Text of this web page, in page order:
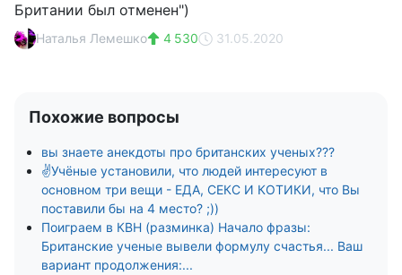
Британии был отменен")
Наталья Лемешко 4 530 31.05.2020
Похожие вопросы
вы знаете анекдоты про британских ученых???
✌️Учёные установили, что людей интересуют в
основном три вещи - ЕДА, СЕКС И КОТИКИ, что Вы
поставили бы на 4 место? ;))
Поиграем в КВН (разминка) Начало фразы:
Британские ученые вывели формулу счастья... Ваш
вариант продолжения:...